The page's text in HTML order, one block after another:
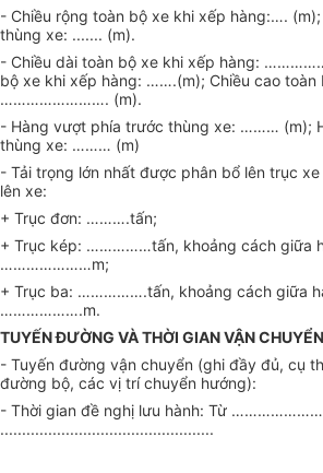
- Chiều rộng toàn bộ xe khi xếp hàng:….
thùng xe: ....... (m).
- Chiều dài toàn bộ xe khi xếp hàng:
bộ xe khi xếp hàng: …….(m); Chiều cao toàn
……………………. (m).
- Hàng vượt phía trước thùng xe: ……… (m);
thùng xe: ……… (m)
- Tải trọng lớn nhất được phân bổ lên trục
lên xe:
+ Trục đơn: ……….tấn;
+ Trục kép: ……………tấn, khoảng cách giữa
…………………m;
+ Trục ba: …………….tấn, khoảng cách giữa
……………….m.
TUYẾN ĐƯỜNG VÀ THỜI GIAN VẬN CHUYỂN
- Tuyến đường vận chuyển (ghi đầy đủ, cụ
đường bộ, các vị trí chuyển hướng):
- Thời gian đề nghị lưu hành: Từ
.................................................